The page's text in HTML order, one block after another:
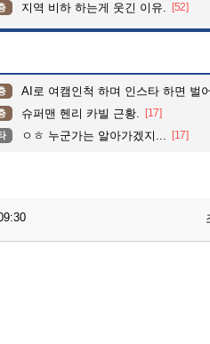
지역 비하 하는게 웃긴 이유. [52]
AI로 여캠인척 하며 인스타 하면 벌
슈퍼맨 헨리 카빌 근황. [17]
ㅇㅎ 누군가는 알아가겠지... [17]